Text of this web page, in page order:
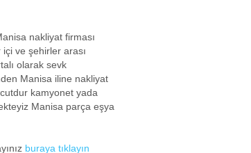
nakliyat firması
içi ve şehirler arası
olarak sevk
Manisa iline nakliyat
kamyonet yada
Manisa parça eşya
buraya tıklayın